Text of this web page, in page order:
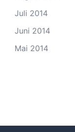
Juli 2014
Juni 2014
Mai 2014